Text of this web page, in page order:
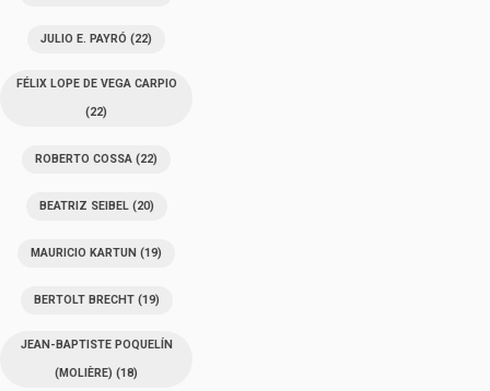
JULIO E. PAYRÓ (22)
FÉLIX LOPE DE VEGA CARPIO
(22)
ROBERTO COSSA (22)
BEATRIZ SEIBEL(20)
MAURICIO KARTUN (19)
BERTOLT BRECHT(19)
JEAN-BAPTISTE POQUELÍN
(MOLIÈRE) (18)